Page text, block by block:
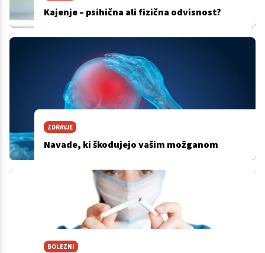
Kajenje – psihična ali fizična odvisnost?
ZDRAVJE
Navade, ki škodujejo vašim možganom
BOLEZNI